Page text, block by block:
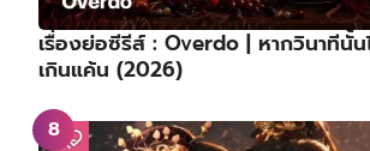
เรื่องย่อซีรีส์ : Overdo | หากวินาทีนั้
เกินแค้น (2026)